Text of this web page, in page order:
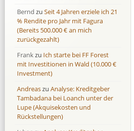
Finbee
43,2%
Finbee (CZK)
0,0 %
HeavyFinance
IUVO Group
-32,2 %
Lenndy
-314,6 %
Moncera
8,0 %
Monestro
9,1 %
Neo Finance
Finbee
35,2%
Finbee (CZK)
0,0 %
HeavyFinance
IUVO Group
-55,0 %
Lenndy
146,5 %
Moncera
11,1 %
Monestro
>1000%
Neo Finance
Bernd zu Seit 4 Jahren erziele ich 21
% Rendite pro Jahr mit Fagura
(Bereits 500.000 € an mich
zurückgezahlt)
Frankzu Ich starte bei FF Forest
mit Investitionen in Wald (10.000 €
Investment)
Andreaszu Analyse: Kreditgeber
Tambadana bei Loanch unter der
Lupe (Akquisekosten und
Rückstellungen)